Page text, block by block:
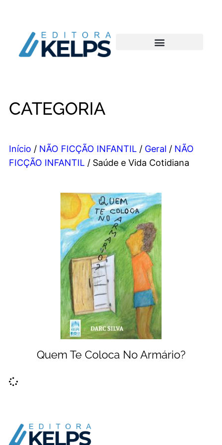
CATEGORIA
Início / NÃO FICÇÃO INFANTIL / Geral / NÃO
FICÇÃO INFANTIL / Saúde e Vida Cotidiana
Quem Te Coloca No Armário?